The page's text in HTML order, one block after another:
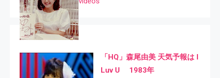
「HQ」森尾由美 天気予報は I
Luv U 1983年